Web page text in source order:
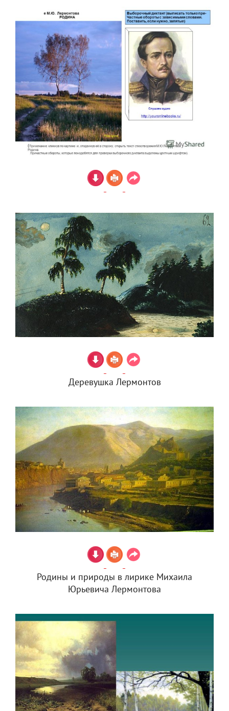
Деревушка Лермонтов
Родины и природы в лирике Михаила
Юрьевича Лермонтова